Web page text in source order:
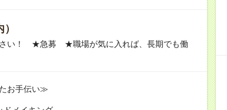
さい！ ★急募 ★職場が気に入れば、長期でも働
お手伝い≫